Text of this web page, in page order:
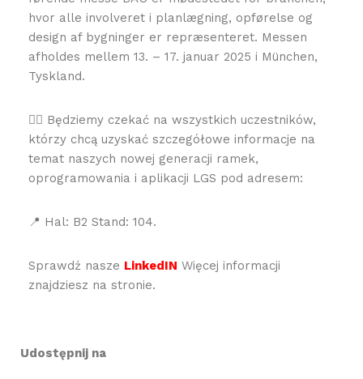
hvor alle involveret i planlægning, opførelse og
design af bygninger er repræsenteret. Messen
afholdes mellem 13. – 17. januar 2025 i München,
Tyskland.
👉🏻 Będziemy czekać na wszystkich uczestników,
którzy chcą uzyskać szczegółowe informacje na
temat naszych nowej generacji ramek,
oprogramowania i aplikacji LGS pod adresem:
📍 Hal: B2 Stand: 104.
Sprawdź nasze LinkedIN Więcej informacji
znajdziesz na stronie.
Udostępnij na